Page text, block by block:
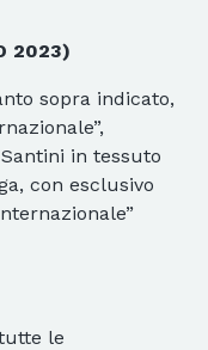
2023)
sopra indicato,
in tessuto
con esclusivo
le